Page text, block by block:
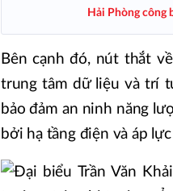
Hải Phòng công
Bên cạnh đó, nút thắt
trung tâm dữ liệu và trí
bảo đảm an ninh năng
bởi hạ tầng điện và áp